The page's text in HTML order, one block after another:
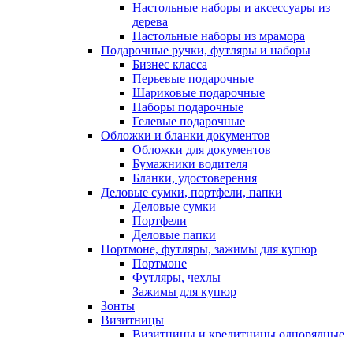
Настольные наборы и аксессуары из
дерева
Настольные наборы из мрамора
Подарочные ручки, футляры и наборы
Бизнес класса
Перьевые подарочные
Шариковые подарочные
Наборы подарочные
Гелевые подарочные
Обложки и бланки документов
Обложки для документов
Бумажники водителя
Бланки, удостоверения
Деловые сумки, портфели, папки
Деловые сумки
Портфели
Деловые папки
Портмоне, футляры, зажимы для купюр
Портмоне
Футляры, чехлы
Зажимы для купюр
Зонты
Визитницы